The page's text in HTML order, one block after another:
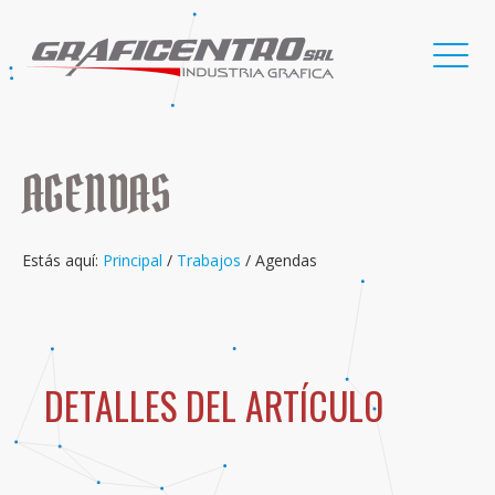
AGENDAS
Estás aquí: Principal / Trabajos / Agendas
DETALLES DEL ARTÍCULO